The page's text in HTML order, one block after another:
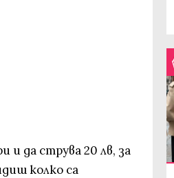
да струва 20 лв, за
колко са